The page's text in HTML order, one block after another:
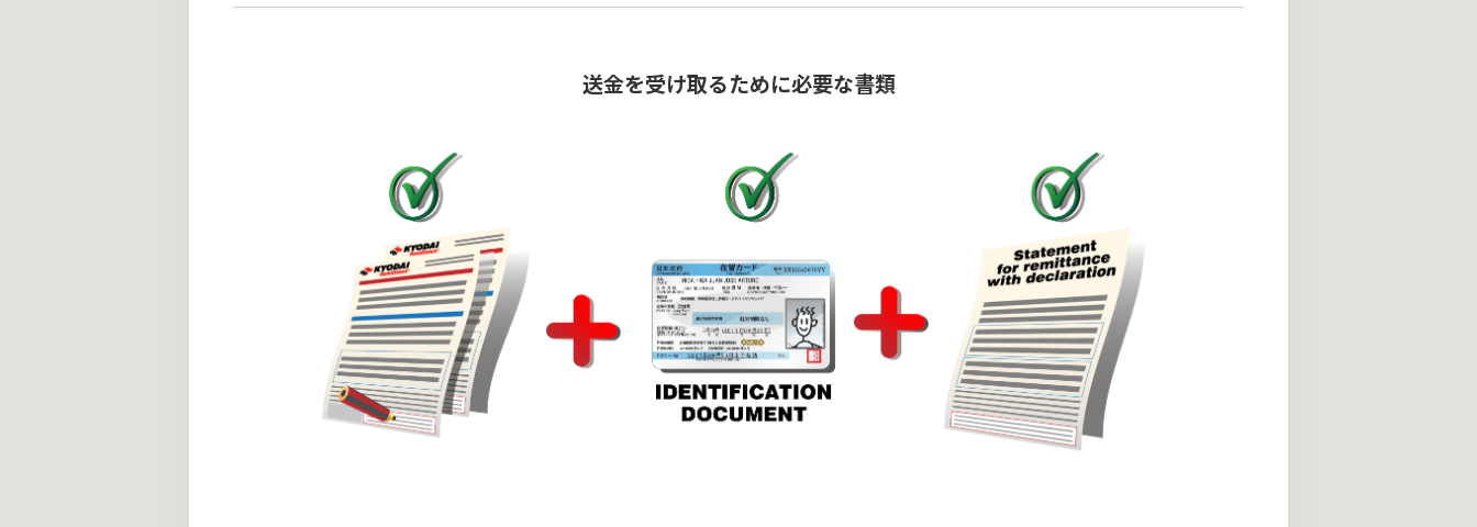
送金を受け取るために必要な書類